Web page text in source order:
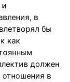
и
в
бы
как
должен
отношения в